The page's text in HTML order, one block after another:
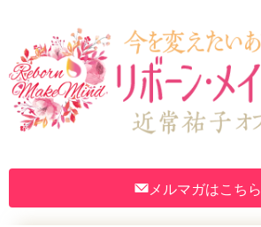
メルマガはこちら